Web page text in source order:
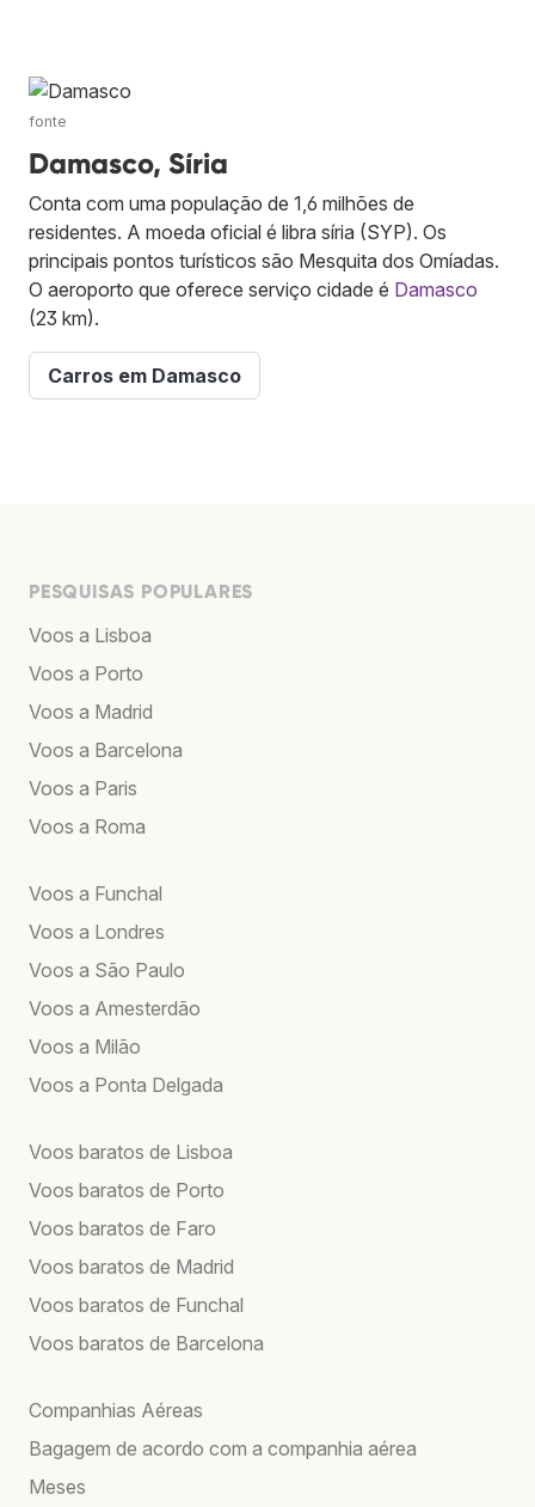
fonte
Damasco, Síria
Conta com uma população de 1,6 milhões de
residentes. A moeda oficial é libra síria (SYP). Os
principais pontos turísticos são Mesquita dos Omíadas.
O aeroporto que oferece serviço cidade é Damasco
(23 km).
Carros em Damasco
PESQUISAS POPULARES
Voos a Lisboa
Voos a Porto
Voos a Madrid
Voos a Barcelona
Voos a Paris
Voos a Roma
Voos a Funchal
Voos a Londres
Voos a São Paulo
Voos a Amesterdão
Voos a Milão
Voos a Ponta Delgada
Voos baratos de Lisboa
Voos baratos de Porto
Voos baratos de Faro
Voos baratos de Madrid
Voos baratos de Funchal
Voos baratos de Barcelona
Companhias Aéreas
Bagagem de acordo com a companhia aérea
Meses